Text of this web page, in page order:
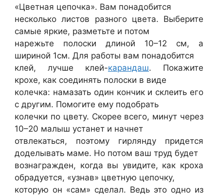
«Цветная цепочка». Вам понадобится
несколько листов разного цвета. Выберите
самые яркие, разметьте и потом
нарежьте полоски длиной 10–12 см, а
шириной 1см. Для работы вам понадобится
клей, лучше клей-карандаш. Покажите
крохе, как соединять полоски в виде
колечка: намазать один кончик и склеить его
с другим. Помогите ему подобрать
колечки по цвету. Скорее всего, минут через
10–20 малыш устанет и начнет
отвлекаться, поэтому гирлянду придется
доделывать маме. Но потом ваш труд будет
вознагражден, когда вы увидите, как кроха
обрадуется, «узнав» цветную цепочку,
которую он «сам» сделал. Ведь это одно из